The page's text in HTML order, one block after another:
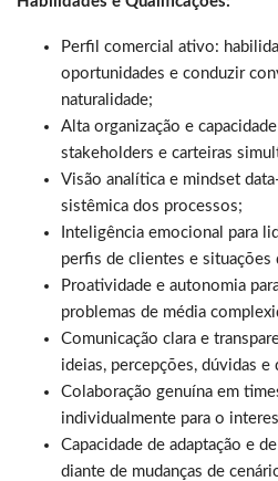
Perfil comercial ativo:
oportunidades e conduzir
naturalidade;
Alta organização e
stakeholders e carteiras
Visão analítica e mindset
sistêmica dos processos;
Inteligência emocional para
perfis de clientes e situações
Proatividade e autonomia
problemas de média
Comunicação clara e
ideias, percepções, dúvidas e
Colaboração genuína em
individualmente para o
Capacidade de adaptação e
diante de mudanças de